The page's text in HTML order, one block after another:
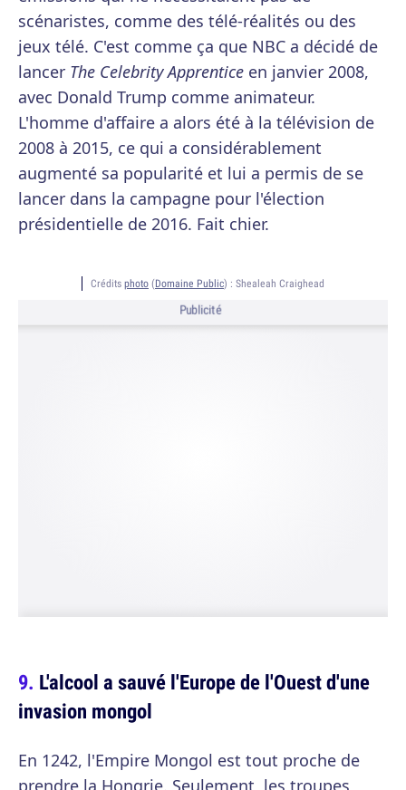
scénaristes, comme des télé-réalités ou des
jeux télé. C'est comme ça que NBC a décidé de
lancer The Celebrity Apprentice en janvier 2008,
avec Donald Trump comme animateur.
L'homme d'affaire a alors été à la télévision de
2008 à 2015, ce qui a considérablement
augmenté sa popularité et lui a permis de se
lancer dans la campagne pour l'élection
présidentielle de 2016. Fait chier.
Crédits photo (Domaine Public) : Shealeah Craighead
Publicité
L'alcool a sauvé l'Europe de l'Ouest d'une
invasion mongol
En 1242, l'Empire Mongol est tout proche de
prendre la Hongrie. Seulement, les troupes